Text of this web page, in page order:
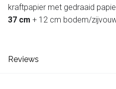
kraftpapier met gedraaid
37 cm + 12 cm bodem/
Reviews